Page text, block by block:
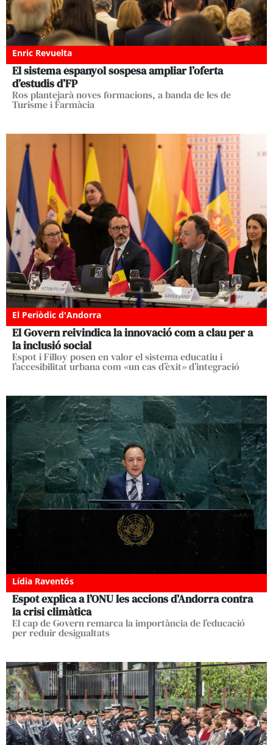
Enric Revuelta
El sistema espanyol sospesa ampliar l’oferta
d’estudis d’FP
Ros plantejarà noves formacions, a banda de les de
Turisme i Farmàcia
El Periòdic d'Andorra
El Govern reivindica la innovació com a clau per a
la inclusió social
Espot i Filloy posen en valor el sistema educatiu i
l’accesibilitat urbana com «un cas d’èxit» d’integració
Lídia Raventós
Espot explica a l’ONU les accions d’Andorra contra
la crisi climàtica
El cap de Govern remarca la importància de l’educació
per reduir desigualtats